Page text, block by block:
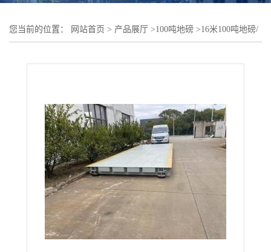
您当前的位置： 网站首页 > 产品展厅 >100吨地磅 >16米100吨地磅/